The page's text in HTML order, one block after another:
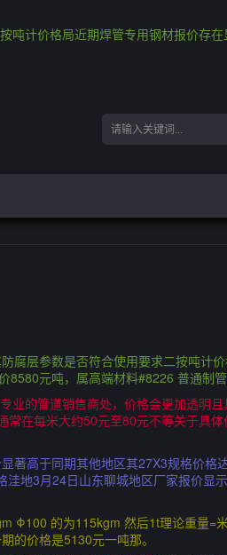
计价格局近期焊管专用钢材报价存
腐层参数是否符合使用要求二按吨计
元吨，属高端材料#8226 普通制管
业的管道销售商处，价格会更加透明
在每米大约50元至80元不等关于具
著高于同期其他地区其27X3规格价格
地3月24日山东聊城地区厂家报价显
Φ100 的为115kgm 然后1t理论重量=
的价格是5130元一吨那。